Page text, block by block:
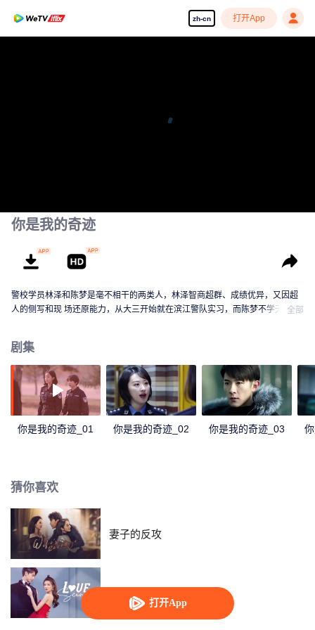
zh-cn 打开App
打开App
你是我的奇迹
警校学员林泽和陈梦是毫不相干的两类人，林泽智商超群、成绩优异，又因超
人的侧写和现 场还原能力，从大三开始就在滨江警队实习，而陈梦不学无术、
的名额和学校的留校名额，却都不偏不倚的落在了陈梦头上，两个 人“不打不相
识”，自此开始了他们纠葛的关系。
全部
剧集
你是我的奇迹_01 你是我的奇迹_02 你是我的奇迹_03
猜你喜欢
妻子的反攻